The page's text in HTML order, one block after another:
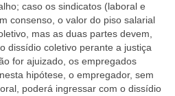
caso os sindicatos (laboral e
consenso, o valor do piso salarial
mas as duas partes devem,
dissídio coletivo perante a justiça
for ajuizado, os empregados
hipótese, o empregador, sem
poderá ingressar com o dissídio